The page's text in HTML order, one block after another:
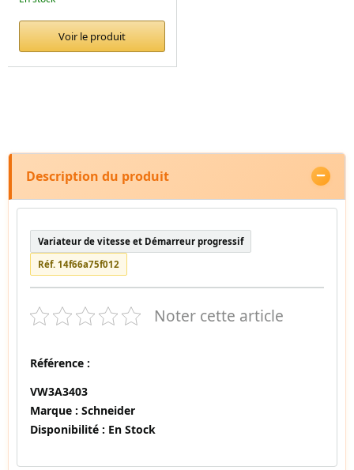
Voir le produit
Description du produit
Variateur de vitesse et Démarreur progressif
Réf. 14f66a75f012
Noter cette article
Référence :
VW3A3403
Marque : Schneider
Disponibilité : En Stock